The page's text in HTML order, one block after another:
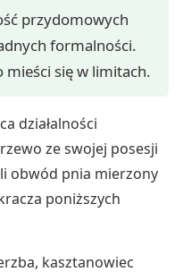
przydomowych
formalności.
mieści się w limitach.
działalności
ze swojej posesji
obwód pnia mierzony
poniższych
kasztanowiec